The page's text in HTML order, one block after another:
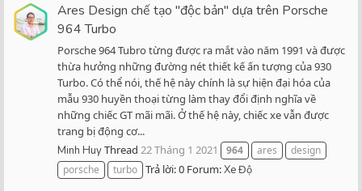
Ares Design chế tạo "độc bản" dựa trên Porsche
964 Turbo
Porsche 964 Tubro từng được ra mắt vào năm 1991 và được
thừa hưởng những đường nét thiết kế ấn tượng của 930
Turbo. Có thể nói, thế hệ này chính là sự hiện đại hóa của
mẫu 930 huyền thoại từng làm thay đổi định nghĩa về
những chiếc GT mãi mãi. Ở thế hệ này, chiếc xe vẫn được
trang bị động cơ...
Minh HuyThread 22 Tháng 1 2021 964 ares
design
porsche
turbo Trả lời: 0 Forum:Xe Độ